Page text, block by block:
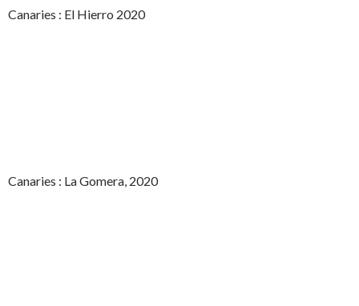
Canaries : El Hierro 2020
Canaries : La Gomera, 2020